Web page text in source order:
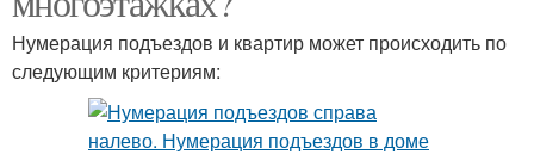
Нумерация подъездов и квартир может происходить по
следующим критериям: